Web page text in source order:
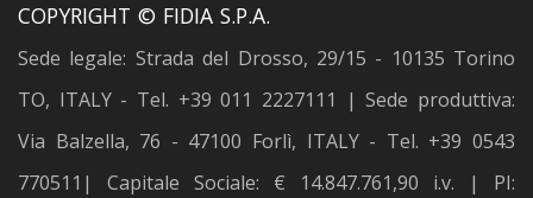
COPYRIGHT © FIDIA S.P.A.
Sede legale: Strada del Drosso, 29/15 - 10135 Torino
TO, ITALY - Tel. +39 011 2227111 | Sede produttiva:
Via Balzella, 76 - 47100 Forlì, ITALY - Tel. +39 0543
770511| Capitale Sociale: € 14.847.761,90 i.v. | PI: